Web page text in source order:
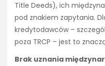
Title Deeds), ich
pod znakiem zapytania.
kredytodawców –
poza TRCP – jest to
Brak uznania